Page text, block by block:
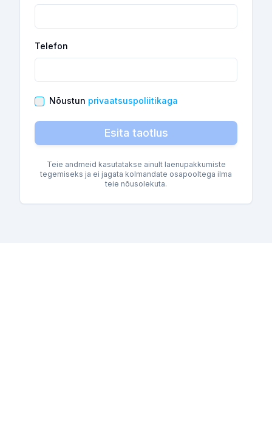
Telefon
Nõustun privaatsuspoliitikaga
Esita taotlus
Teie andmeid kasutatakse ainult laenupakkumiste
tegemiseks ja ei jagata kolmandate osapooltega ilma
teie nõusolekuta.